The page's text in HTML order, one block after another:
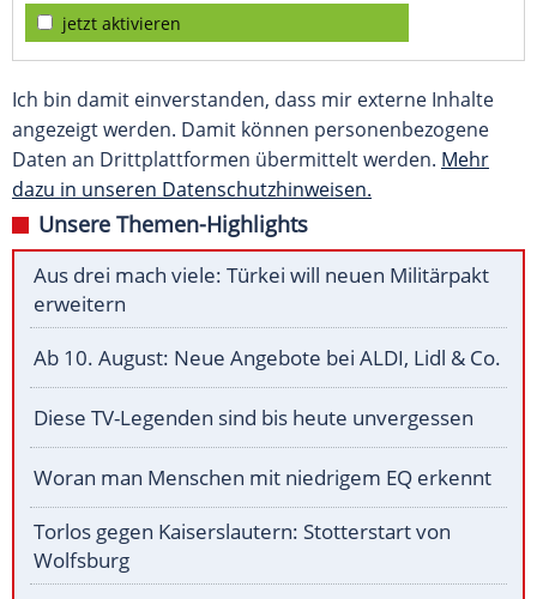
jetzt aktivieren
Ich bin damit einverstanden, dass mir externe Inhalte
angezeigt werden. Damit können personenbezogene
Daten an Drittplattformen übermittelt werden. Mehr
dazu in unseren Datenschutzhinweisen.
Unsere Themen-Highlights
Aus drei mach viele: Türkei will neuen Militärpakt
erweitern
Ab 10. August: Neue Angebote bei ALDI, Lidl & Co.
Diese TV-Legenden sind bis heute unvergessen
Woran man Menschen mit niedrigem EQ erkennt
Torlos gegen Kaiserslautern: Stotterstart von
Wolfsburg